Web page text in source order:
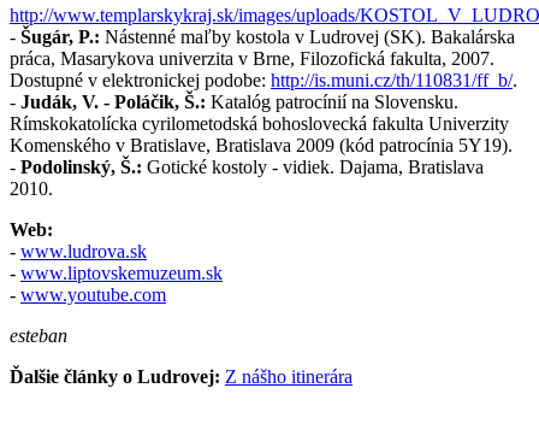
http://www.templarskykraj.sk/images/uploads/
- Šugár, P.: Nástenné maľby kostola v Ludrovej (SK). Bakalárska
práca, Masarykova univerzita v Brne, Filozofická fakulta, 2007.
Dostupné v elektronickej podobe: http://is.muni.cz/th/110831/ff_b/.
- Judák, V. - Poláčik, Š.: Katalóg patrocínií na Slovensku.
Rímskokatolícka cyrilometodská bohoslovecká fakulta Univerzity
Komenského v Bratislave, Bratislava 2009 (kód patrocínia 5Y19).
- Podolinský, Š.: Gotické kostoly - vidiek. Dajama, Bratislava
2010.
Web:
- www.ludrova.sk
- www.liptovskemuzeum.sk
- www.youtube.com
esteban
Ďalšie články o Ludrovej: Z nášho itinerára